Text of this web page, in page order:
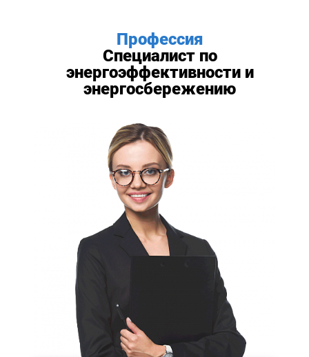
Профессия
Специалист по
энергоэффективности и
энергосбережению